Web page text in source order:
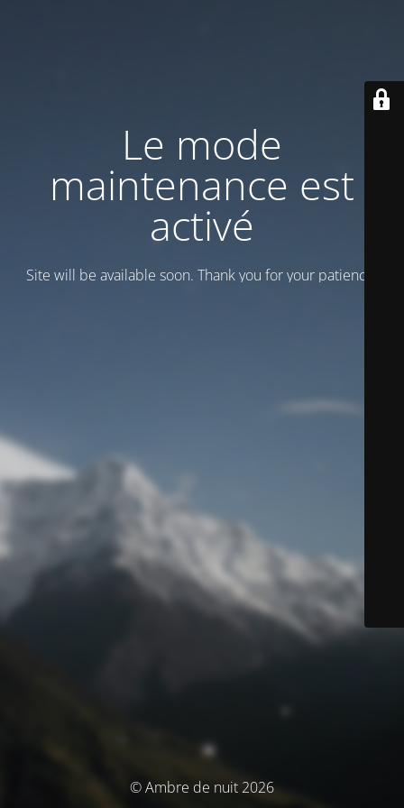
Le mode
maintenance est
activé
Site will be available soon. Thank you for your patience!
© Ambre de nuit 2026